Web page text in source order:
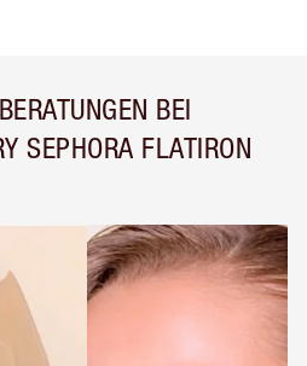
BEI
SEPHORA FLATIRON